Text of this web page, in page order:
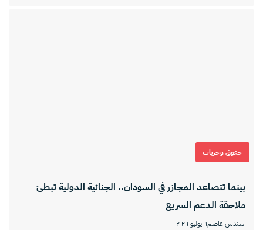
حقوق وحريات
بينما تتصاعد المجازر في السودان.. الجنائية الدولية تبطئ
ملاحقة الدعم السريع
سندس عاصم٦ يوليو ٢٠٢٦